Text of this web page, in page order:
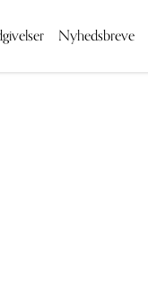
Nyhedsbreve